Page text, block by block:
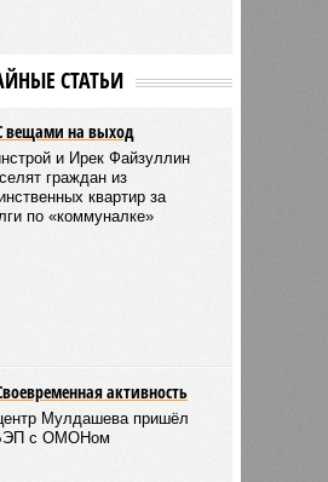
СТАТЬИ
вещами на выход
и Ирек Файзуллин
граждан из
квартир за
по «коммуналке»
активность
Мулдашева пришёл
с ОМОНом